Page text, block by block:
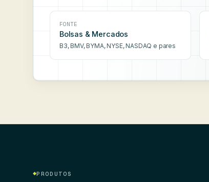
FONTE
Bolsas & Mercados
B3, BMV, BYMA, NYSE, NASDAQ e pares
PRODUTOS